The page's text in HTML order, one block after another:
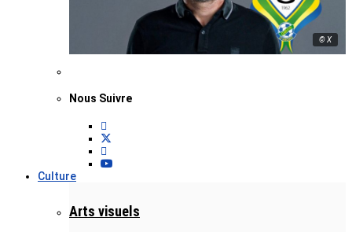
© X
Nous Suivre
Culture
Arts visuels